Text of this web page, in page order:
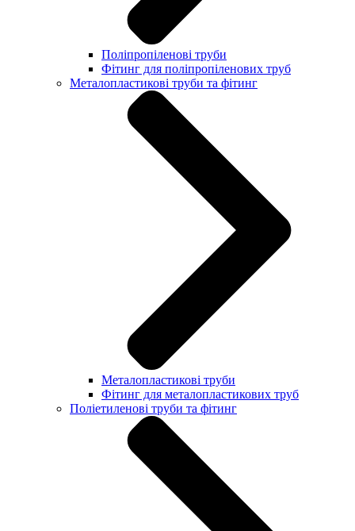
Поліпропіленові труби
Фітинг для поліпропіленових труб
Металопластикові труби та фітинг
Металопластикові труби
Фітинг для металопластикових труб
Поліетиленові труби та фітинг